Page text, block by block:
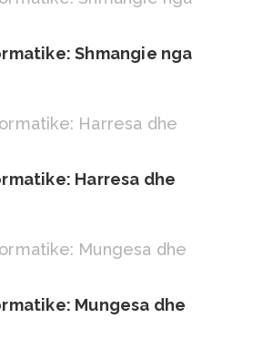
Shmangie nga
Harresa dhe
Mungesa dhe